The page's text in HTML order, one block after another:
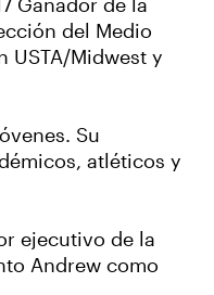
Ganador de la
del Medio
USTA/Midwest y
Su
atléticos y
ejecutivo de la
Andrew como